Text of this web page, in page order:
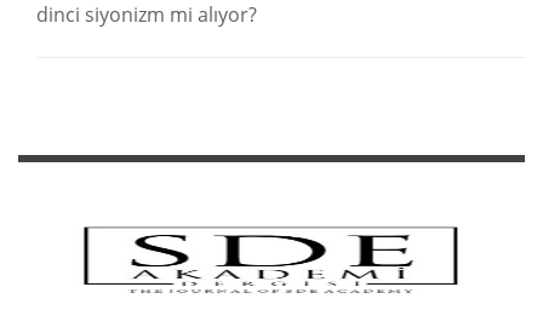
dinci siyonizm mi alıyor?